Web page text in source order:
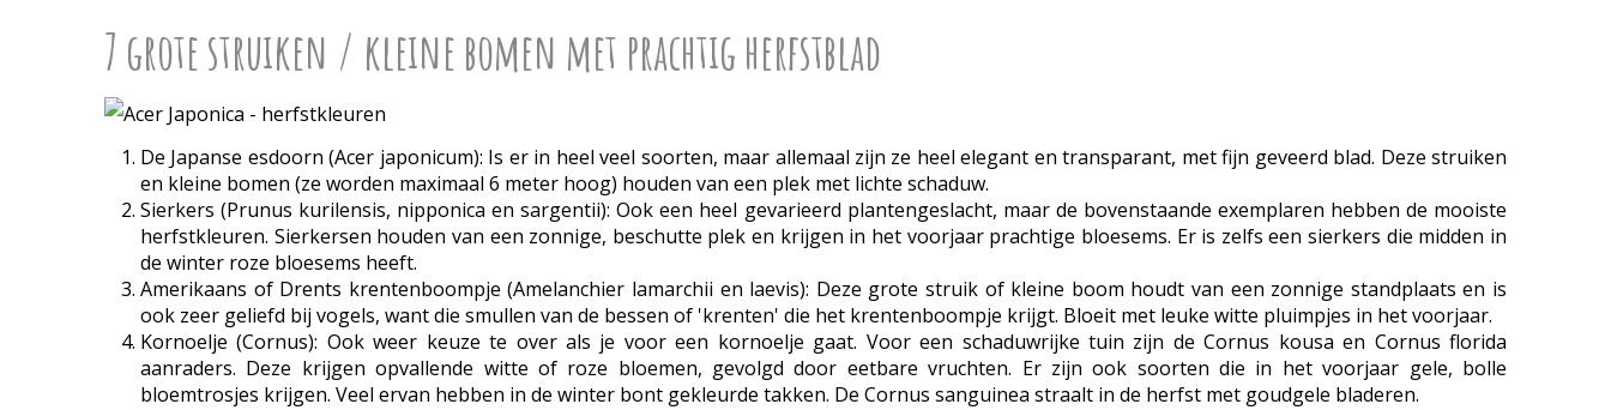
7 grote struiken / kleine bomen met prachtig herfstblad
De Japanse esdoorn (Acer japonicum): Is er in heel veel soorten, maar allemaal zijn ze heel elegant en transparant, met fijn geveerd blad. Deze struiken
en kleine bomen (ze worden maximaal 6 meter hoog) houden van een plek met lichte schaduw.
Sierkers (Prunus kurilensis, nipponica en sargentii): Ook een heel gevarieerd plantengeslacht, maar de bovenstaande exemplaren hebben de mooiste
herfstkleuren. Sierkersen houden van een zonnige, beschutte plek en krijgen in het voorjaar prachtige bloesems. Er is zelfs een sierkers die midden in
de winter roze bloesems heeft.
Amerikaans of Drents krentenboompje (Amelanchier lamarchii en laevis): Deze grote struik of kleine boom houdt van een zonnige standplaats en is
ook zeer geliefd bij vogels, want die smullen van de bessen of 'krenten' die het krentenboompje krijgt. Bloeit met leuke witte pluimpjes in het voorjaar.
Kornoelje (Cornus): Ook weer keuze te over als je voor een kornoelje gaat. Voor een schaduwrijke tuin zijn de Cornus kousa en Cornus florida
aanraders. Deze krijgen opvallende witte of roze bloemen, gevolgd door eetbare vruchten. Er zijn ook soorten die in het voorjaar gele, bolle
bloemtrosjes krijgen. Veel ervan hebben in de winter bont gekleurde takken. De Cornus sanguinea straalt in de herfst met goudgele bladeren.